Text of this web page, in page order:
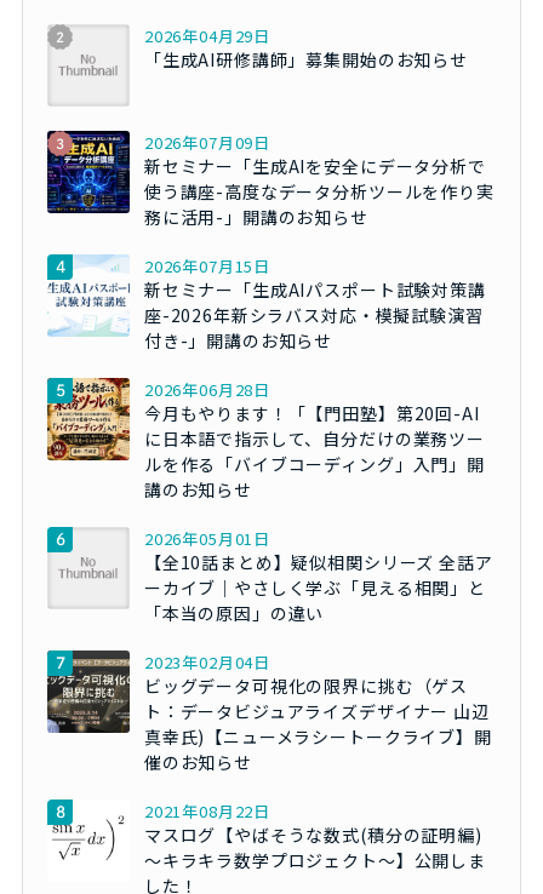
2026年04月29日
「生成AI研修講師」募集開始のお知らせ
2026年07月09日
新セミナー「生成AIを安全にデータ分析で
使う講座-高度なデータ分析ツールを作り実
務に活用-」開講のお知らせ
2026年07月15日
新セミナー「生成AIパスポート試験対策講
座-2026年新シラバス対応・模擬試験演習
付き-」開講のお知らせ
2026年06月28日
今月もやります！「【門田塾】第20回-AI
に日本語で指示して、自分だけの業務ツー
ルを作る「バイブコーディング」入門」開
講のお知らせ
2026年05月01日
【全10話まとめ】疑似相関シリーズ 全話ア
ーカイブ｜やさしく学ぶ「見える相関」と
「本当の原因」の違い
2023年02月04日
ビッグデータ可視化の限界に挑む（ゲス
ト：データビジュアライズデザイナー 山辺
真幸氏)【ニューメラシートークライブ】開
催のお知らせ
2021年08月22日
マスログ【やばそうな数式(積分の証明編)
～キラキラ数学プロジェクト～】公開しま
した！